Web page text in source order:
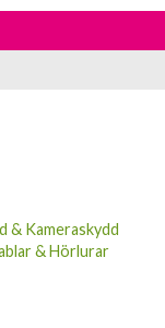
& Kameraskydd
& Hörlurar